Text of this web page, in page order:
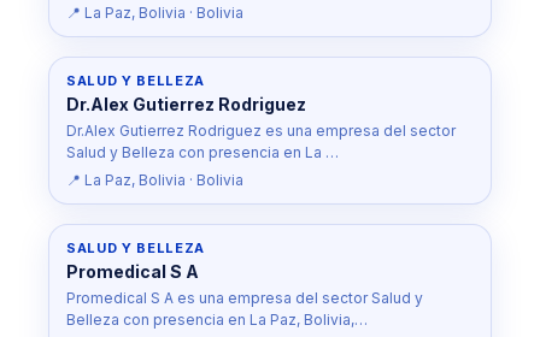
📍 La Paz, Bolivia · Bolivia
SALUD Y BELLEZA
Dr.Alex Gutierrez Rodriguez
Dr.Alex Gutierrez Rodriguez es una empresa del sector
Salud y Belleza con presencia en La …
📍 La Paz, Bolivia · Bolivia
SALUD Y BELLEZA
Promedical S A
Promedical S A es una empresa del sector Salud y
Belleza con presencia en La Paz, Bolivia,…